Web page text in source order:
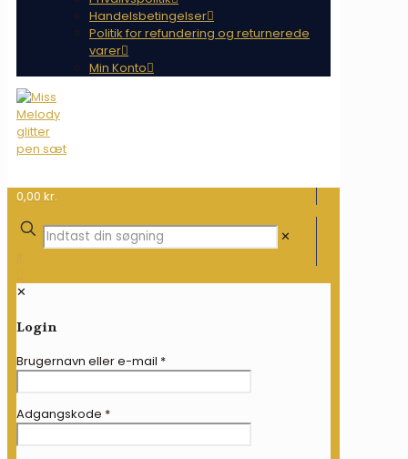
Handelsbetingelser
Politik for refundering og returnerede
varer
Min Konto
0,00 kr.
✕
✕
Login
Brugernavn eller e-mail *
Adgangskode *